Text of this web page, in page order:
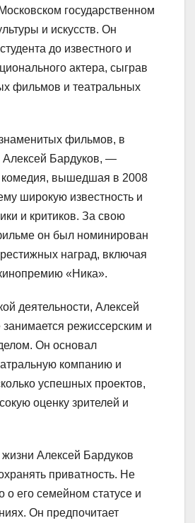
государственном
и искусств. Он
до известного и
актера, сыграв
фильмов и театральных
фильмов, в
Алексей Бардуков, —
комедия, вышедшая в 2008
широкую известность и
и критиков. За свою
он был номинирован
наград, включая
«Ника».
деятельности, Алексей
занимается режиссерским и
Он основал
компанию и
успешных проектов,
оценку зрителей и
Алексей Бардуков
приватность. Не
о его семейном статусе и
Он предпочитает